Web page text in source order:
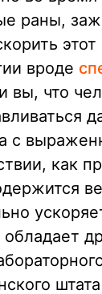
раны,
вроде
вы, что
с
как
обладает